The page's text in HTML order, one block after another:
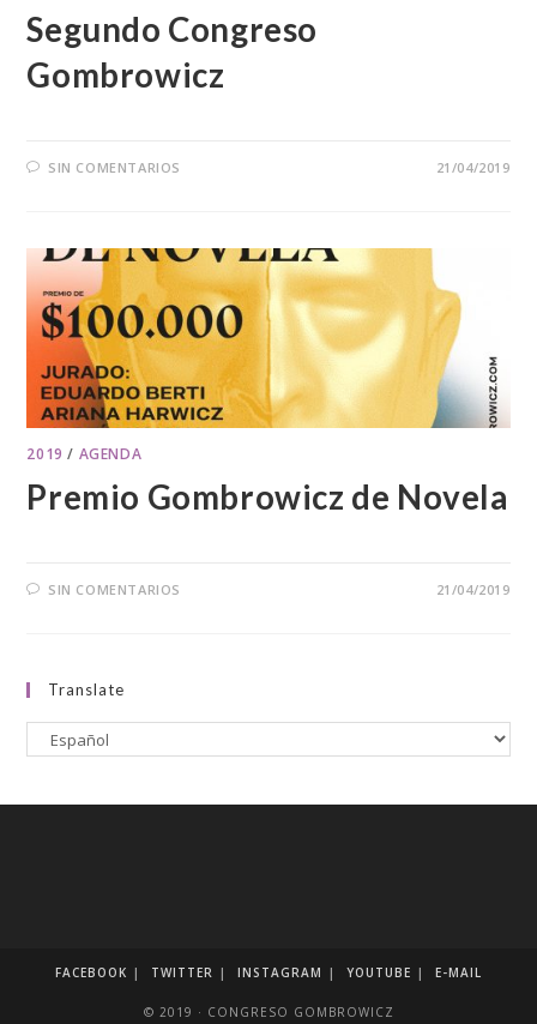
Segundo Congreso
Gombrowicz
SIN COMENTARIOS 21/04/2019
2019 / AGENDA
Premio Gombrowicz de Novela
SIN COMENTARIOS 21/04/2019
Translate
FACEBOOK TWITTER INSTAGRAM YOUTUBE E-MAIL
© 2019 · CONGRESO GOMBROWICZ